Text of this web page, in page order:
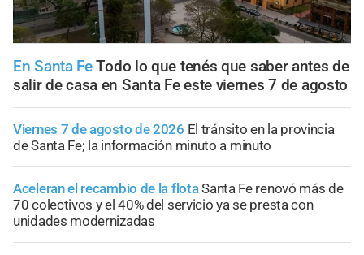
En Santa FeTodo lo que tenés que saber antes de
salir de casa en Santa Fe este viernes 7 de agosto
Viernes 7 de agosto de 2026 El tránsito en la provincia
de Santa Fe; la información minuto a minuto
Aceleran el recambio de la flotaSanta Fe renovó más de
70 colectivos y el 40% del servicio ya se presta con
unidades modernizadas